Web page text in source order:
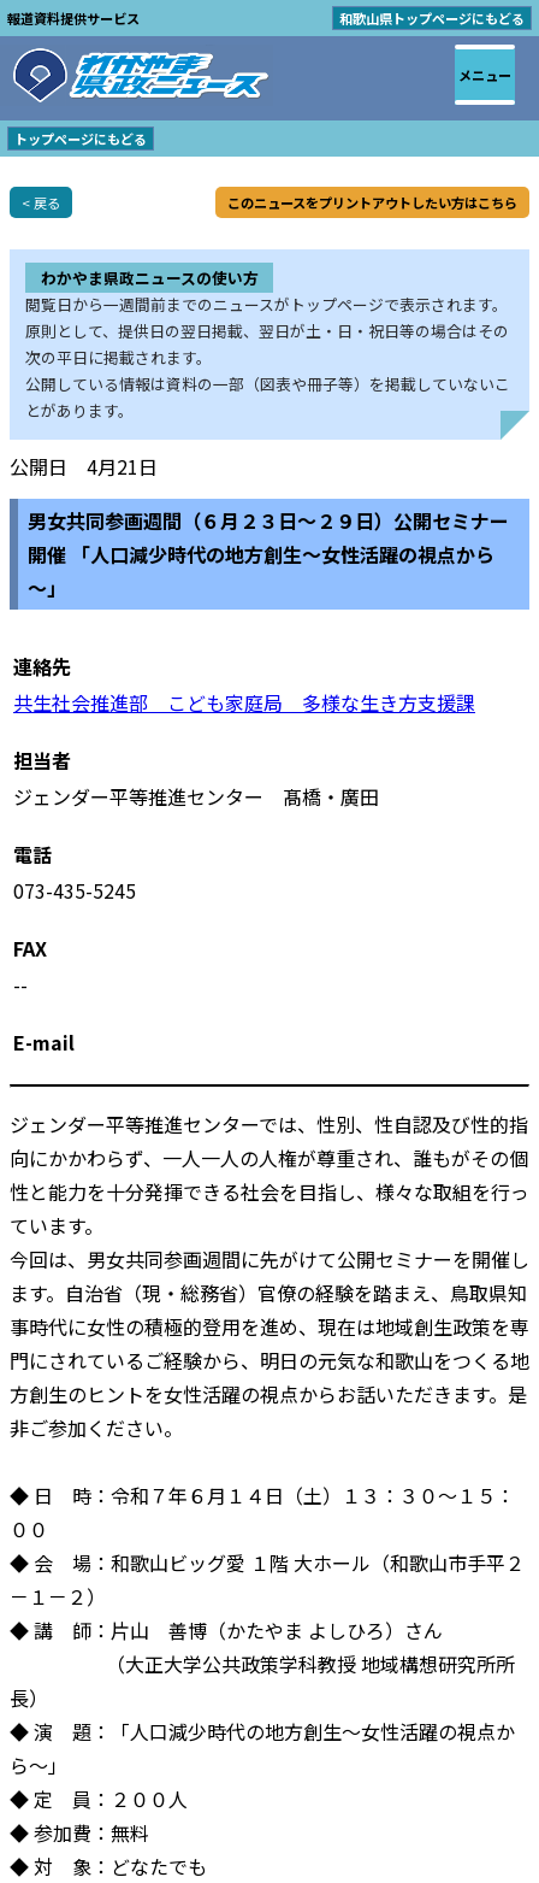
報道資料提供サービス 和歌山県トップページにもどる
トップページにもどる
< 戻る このニュースをプリントアウトしたい方はこちら
わかやま県政ニュースの使い方
閲覧日から一週間前までのニュースがトップページで表示されます。
原則として、提供日の翌日掲載、翌日が土・日・祝日等の場合はその
次の平日に掲載されます。
公開している情報は資料の一部（図表や冊子等）を掲載していないこ
とがあります。
公開日 4月21日
男女共同参画週間（６月２３日～２９日）公開セミナー
開催 「人口減少時代の地方創生～女性活躍の視点から
～」
連絡先
共生社会推進部 こども家庭局 多様な生き方支援課
担当者
ジェンダー平等推進センター 髙橋・廣田
電話
073-435-5245
FAX
--
E-mail
ジェンダー平等推進センターでは、性別、性自認及び性的指
向にかかわらず、一人一人の人権が尊重され、誰もがその個
性と能力を十分発揮できる社会を目指し、様々な取組を行っ
ています。
今回は、男女共同参画週間に先がけて公開セミナーを開催し
ます。自治省（現・総務省）官僚の経験を踏まえ、鳥取県知
事時代に女性の積極的登用を進め、現在は地域創生政策を専
門にされているご経験から、明日の元気な和歌山をつくる地
方創生のヒントを女性活躍の視点からお話いただきます。是
非ご参加ください。
◆ 日 時：令和７年６月１４日（土）１３：３０～１５：
００
◆ 会 場：和歌山ビッグ愛 １階 大ホール（和歌山市手平２
－１－２）
◆ 講 師：片山 善博（かたやま よしひろ）さん
（大正大学公共政策学科教授 地域構想研究所所
長）
◆ 演 題：「人口減少時代の地方創生～女性活躍の視点か
ら～」
◆ 定 員：２００人
◆ 参加費：無料
◆ 対 象：どなたでも
メニュー